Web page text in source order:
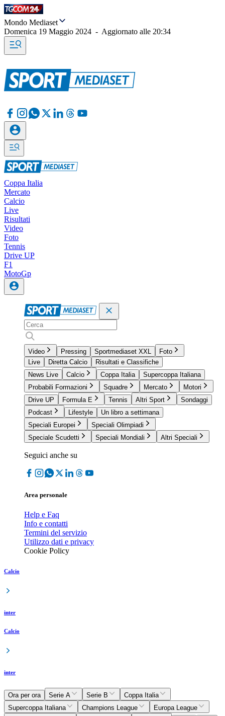
Mondo Mediaset
Domenica 19 Maggio 2024 - Aggiornato alle 20:34
Coppa Italia
Mercato
Calcio
Live
Risultati
Video
Foto
Tennis
Drive UP
F1
MotoGp
Video Pressing Sportmediaset XXL
Foto
Live
Diretta Calcio
Risultati e Classifiche
News Live
Calcio Coppa Italia
Supercoppa Italiana
Probabili Formazioni
Squadre Mercato
Motori
Drive UP
Formula E Tennis Altri Sport
Sondaggi
Podcast
Lifestyle
Un libro a settimana
Speciali Europei
Speciali Olimpiadi
Speciale Scudetti
Speciali Mondiali Altri Speciali
Seguici anche su
Area personale
Help e Faq
Info e contatti
Termini del servizio
Utilizzo dati e privacy
Cookie Policy
Calcio
inter
Calcio
inter
Ora per ora Serie A Serie B
Coppa Italia
Supercoppa Italiana
Champions League
Europa League